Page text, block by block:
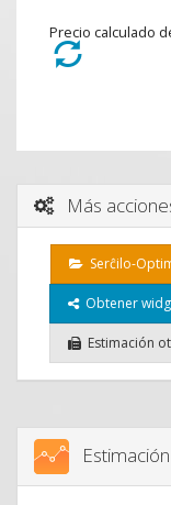
Precio calculado
Más
Serĉilo-
Obtener
Estimación